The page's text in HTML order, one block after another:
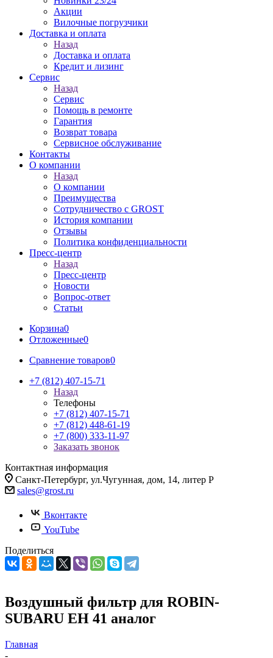
Акции
Вилочные погрузчики
Доставка и оплата
Назад
Доставка и оплата
Кредит и лизинг
Сервис
Назад
Сервис
Помощь в ремонте
Гарантия
Возврат товара
Сервисное обслуживание
Контакты
О компании
Назад
О компании
Преимущества
Сотрудничество с GROST
История компании
Отзывы
Политика конфиденциальности
Пресс-центр
Назад
Пресс-центр
Новости
Вопрос-ответ
Статьи
Корзина0
Отложенные0
Сравнение товаров0
+7 (812) 407-15-71
Назад
Телефоны
+7 (812) 407-15-71
+7 (812) 448-61-19
+7 (800) 333-11-97
Заказать звонок
Контактная информация
Санкт-Петербург, ул.Чугунная, дом, 14, литер Р
sales@grost.ru
Вконтакте
YouTube
Поделиться
Воздушный фильтр для ROBIN-
SUBARU EH 41 аналог
Главная
-